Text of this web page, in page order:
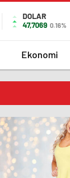
DOLAR
47,7069 0.16%
Ekonomi